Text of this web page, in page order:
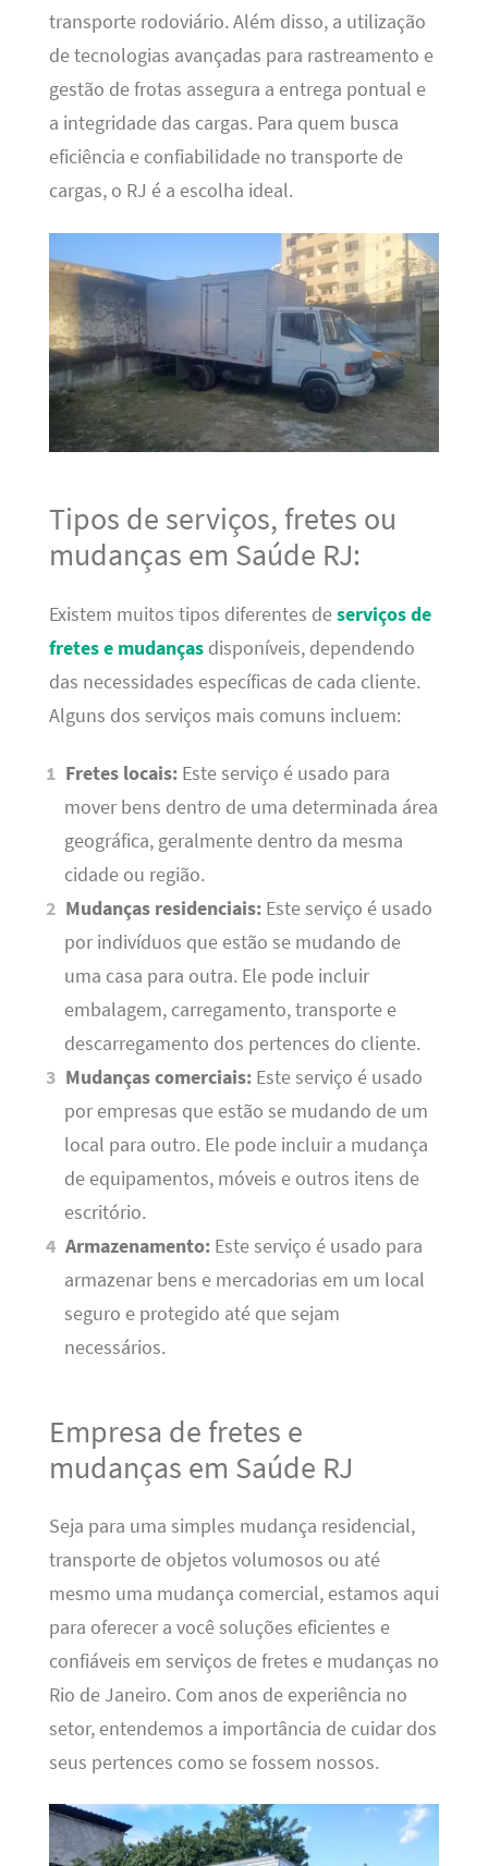
transporte rodoviário. Além disso, a utilização
de tecnologias avançadas para rastreamento e
gestão de frotas assegura a entrega pontual e
a integridade das cargas. Para quem busca
eficiência e confiabilidade no transporte de
cargas, o RJ é a escolha ideal.
Tipos de serviços, fretes ou
mudanças em Saúde RJ:
Existem muitos tipos diferentes deserviços de
fretes e mudançasdisponíveis, dependendo
das necessidades específicas de cada cliente.
Alguns dos serviços mais comuns incluem:
Fretes locais: Este serviço é usado para
mover bens dentro de uma determinada área
geográfica, geralmente dentro da mesma
cidade ou região.
Mudanças residenciais: Este serviço é usado
por indivíduos que estão se mudando de
uma casa para outra. Ele pode incluir
embalagem, carregamento, transporte e
descarregamento dos pertences do cliente.
Mudanças comerciais: Este serviço é usado
por empresas que estão se mudando de um
local para outro. Ele pode incluir a mudança
de equipamentos, móveis e outros itens de
escritório.
Armazenamento: Este serviço é usado para
armazenar bens e mercadorias em um local
seguro e protegido até que sejam
necessários.
Empresa de fretes e
mudanças em Saúde RJ
Seja para uma simples mudança residencial,
transporte de objetos volumosos ou até
mesmo uma mudança comercial, estamos aqui
para oferecer a você soluções eficientes e
confiáveis em serviços de fretes e mudanças no
Rio de Janeiro. Com anos de experiência no
setor, entendemos a importância de cuidar dos
seus pertences como se fossem nossos.